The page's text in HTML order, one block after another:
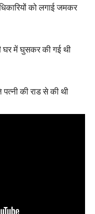
को लगाई जमकर
घर में घुसकर की गई थी
पत्नी की राड से की थी